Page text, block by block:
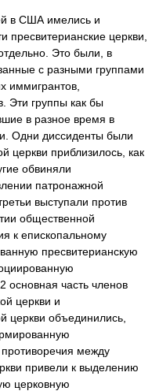
в США имелись и
пресвитерианские церкви,
Это были, в
с разными группами
иммигрантов,
Эти группы как бы
в разное время в
Одни диссиденты были
церкви приблизилось, как
обвиняли
патронажной
выступали против
общественной
к епископальному
пресвитерианскую
основная часть членов
церкви и
церкви объединились,
между
привели к выделению
церковную